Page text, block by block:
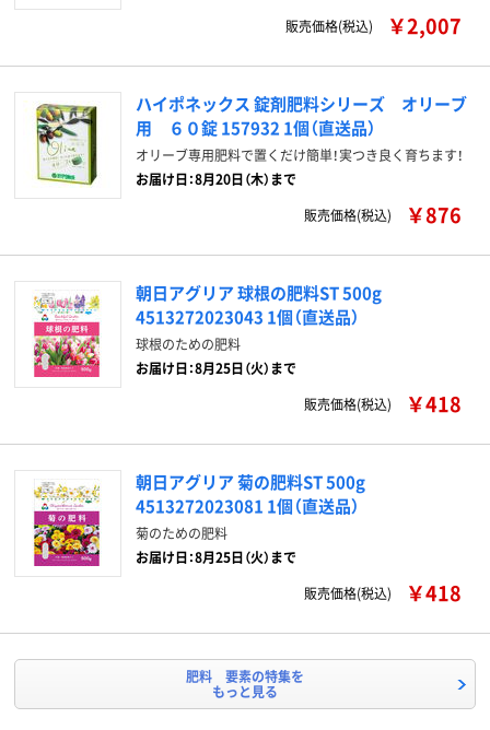
販売価格(税込)
￥2,007
ハイポネックス 錠剤肥料シリーズ オリーブ
用 ６０錠 157932 1個（直送品）
オリーブ専用肥料で置くだけ簡単！実つき良く育ちます！
お届け日：8月20日（木）まで
販売価格(税込)
￥876
朝日アグリア 球根の肥料ST 500g
4513272023043 1個（直送品）
球根のための肥料
お届け日：8月25日（火）まで
販売価格(税込)
￥418
朝日アグリア 菊の肥料ST 500g
4513272023081 1個（直送品）
菊のための肥料
お届け日：8月25日（火）まで
販売価格(税込)
￥418
肥料 要素の特集を
もっと見る